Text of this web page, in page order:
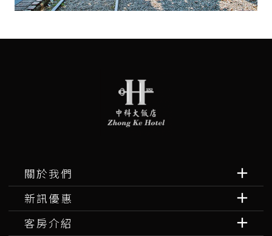
關於我們
新訊優惠
客房介紹